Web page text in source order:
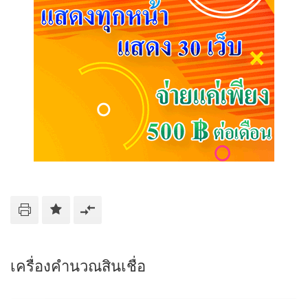
เครื่องคำนวณสินเชื่อ